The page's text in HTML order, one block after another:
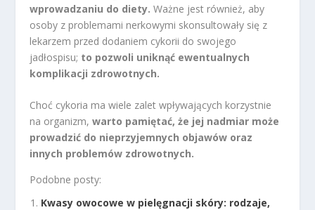
wprowadzaniu do diety. Ważne jest również, aby
osoby z problemami nerkowymi skonsultowały się z
lekarzem przed dodaniem cykorii do swojego
jadłospisu; to pozwoli uniknąć ewentualnych
komplikacji zdrowotnych.
Choć cykoria ma wiele zalet wpływających korzystnie
na organizm,warto pamiętać, że jej nadmiar może
prowadzić do nieprzyjemnych objawów oraz
innych problemów zdrowotnych.
Podobne posty:
Kwasy owocowe w pielęgnacji skóry: rodzaje,